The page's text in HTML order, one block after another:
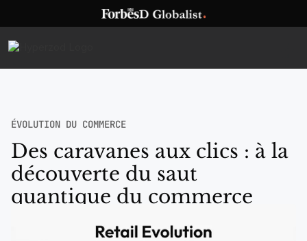
ÉVOLUTION DU COMMERCE
Des caravanes aux clics : à la
découverte du saut
quantique du commerce